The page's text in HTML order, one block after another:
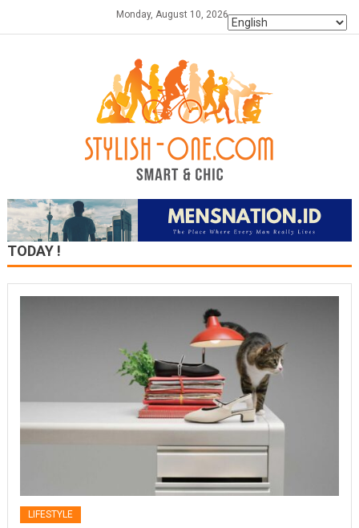
Monday, August 10, 2026
TODAY !
LIFESTYLE